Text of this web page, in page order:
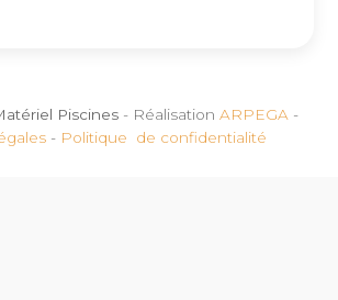
Piscines - Réalisation ARPEGA -
- Politique de confidentialité